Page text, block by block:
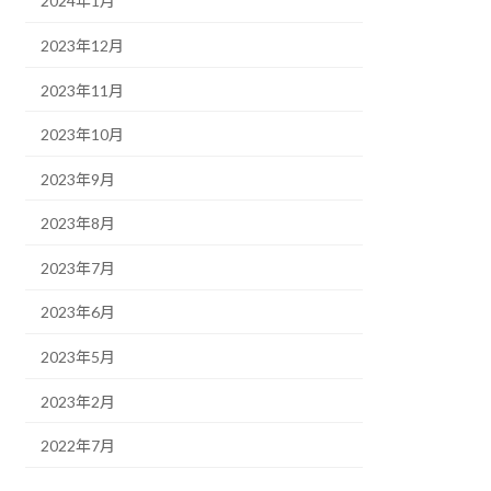
2023年12月
2023年11月
2023年10月
2023年9月
2023年8月
2023年7月
2023年6月
2023年5月
2023年2月
2022年7月